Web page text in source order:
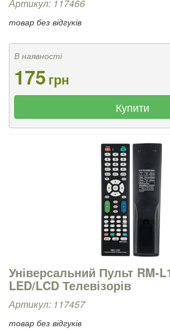
Артикул: 117466
товар без відгуків
В наявності
175грн
Купити
Універсальний Пульт RM-
LED/LCD Телевізорів
Артикул: 117457
товар без відгуків